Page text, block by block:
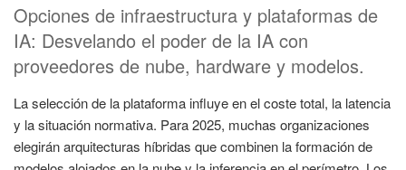
Opciones de infraestructura y plataformas de
IA: Desvelando el poder de la IA con
proveedores de nube, hardware y modelos.
La selección de la plataforma influye en el coste total, la latencia
y la situación normativa. Para 2025, muchas organizaciones
elegirán arquitecturas híbridas que combinen la formación de